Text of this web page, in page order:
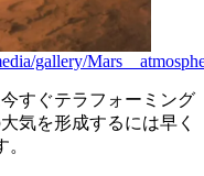
gallery/
すぐテラフォーミング
気を形成するには早く